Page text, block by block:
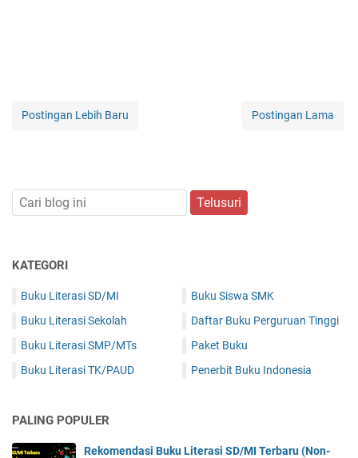
Postingan Lebih Baru Postingan Lama
KATEGORI
Buku Literasi SD/MI
Buku Literasi Sekolah
Buku Literasi SMP/MTs
Buku Literasi TK/PAUD
Buku Siswa SMK
Daftar Buku Perguruan Tinggi
Paket Buku
Penerbit Buku Indonesia
PALING POPULER
Rekomendasi Buku Literasi SD/MI Terbaru (Non-